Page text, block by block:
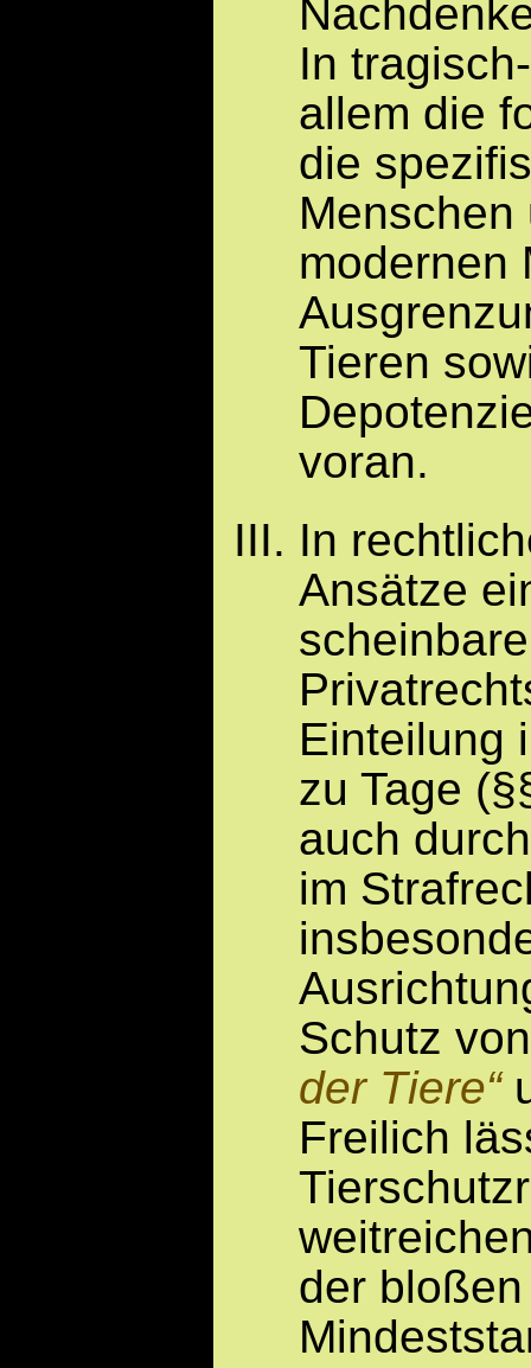
In
allem die
die
modernen
Tieren
voran.
In
Ansätze
Einteilung
zu Tage
auch
im
Schutz
der Tiere
Freilich
der